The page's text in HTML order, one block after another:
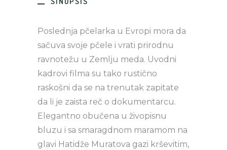
Poslednja pčelarka u Evropi mora da
sačuva svoje pčele i vrati prirodnu
ravnotežu u Zemlju meda. Uvodni
kadrovi filma su tako rustično
raskošni da se na trenutak zapitate
da li je zaista reč o dokumentarcu.
Elegantno obučena u živopisnu
bluzu i sa smaragdnom maramom na
glavi Hatidže Muratova gazi krševitim,